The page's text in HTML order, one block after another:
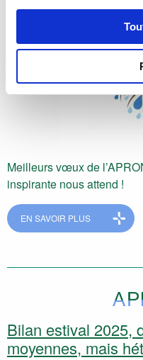
Meilleurs vœux de
inspirante nous attend !
EN SAVOIR PLUS
Bilan estival 2025,
moyennes, mais